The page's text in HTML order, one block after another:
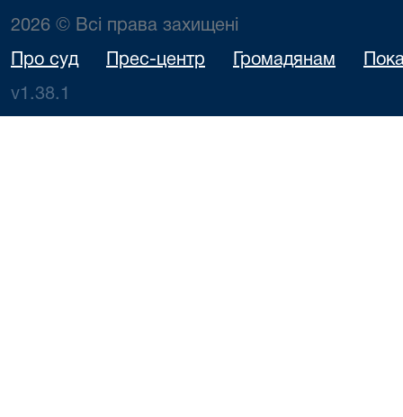
2026 © Всі права захищені
Про суд Прес-центр Громадянам
v1.38.1